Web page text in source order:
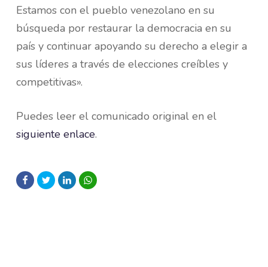
Estamos con el pueblo venezolano en su
búsqueda por restaurar la democracia en su
país y continuar apoyando su derecho a elegir a
sus líderes a través de elecciones creíbles y
competitivas».
Puedes leer el comunicado original en el
siguiente enlace.